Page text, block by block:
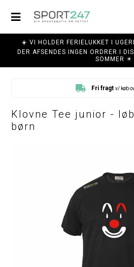
☀️ VI HOLDER FERIELUKKET I
DER AFSENDES INGEN ORDRER I
SOMMER ☀
Fri fragt v/ køb
Klovne Tee junior -
børn